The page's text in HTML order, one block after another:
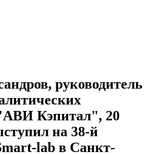
руководитель
Кэпитал", 20
на 38-й
lab в Санкт-